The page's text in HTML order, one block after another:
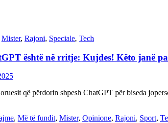
Mister, Rajoni, Speciale, Tech
është në rritje: Kujdes! Këto janë
që përdorin shpesh ChatGPT për biseda
, Më të fundit, Mister, Opinione, Rajoni, Sport,